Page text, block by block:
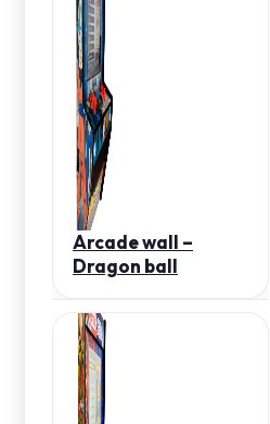
Arcade wall –
Dragon ball